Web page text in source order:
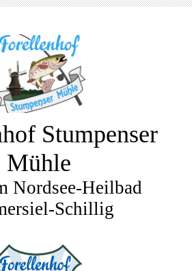
Stumpenser
Mühle
Nordsee-Heilbad
Schillig